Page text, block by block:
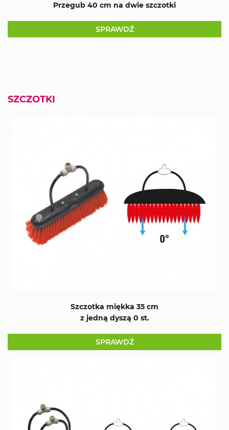
Przegub 40 cm na dwie szczotki
SPRAWDŹ
SZCZOTKI
Szczotka miękka 35 cm
z jedną dyszą 0 st.
SPRAWDŹ